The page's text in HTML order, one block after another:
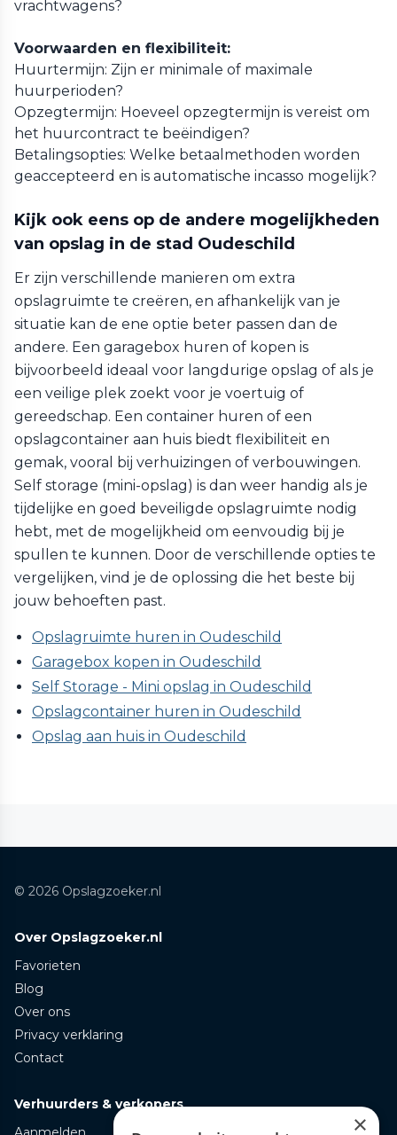
vrachtwagens?
Voorwaarden en flexibiliteit:
Huurtermijn: Zijn er minimale of maximale
huurperioden?
Opzegtermijn: Hoeveel opzegtermijn is vereist om
het huurcontract te beëindigen?
Betalingsopties: Welke betaalmethoden worden
geaccepteerd en is automatische incasso mogelijk?
Kijk ook eens op de andere mogelijkheden
van opslag in de stad Oudeschild
Er zijn verschillende manieren om extra
opslagruimte te creëren, en afhankelijk van je
situatie kan de ene optie beter passen dan de
andere. Een garagebox huren of kopen is
bijvoorbeeld ideaal voor langdurige opslag of als je
een veilige plek zoekt voor je voertuig of
gereedschap. Een container huren of een
opslagcontainer aan huis biedt flexibiliteit en
gemak, vooral bij verhuizingen of verbouwingen.
Self storage (mini-opslag) is dan weer handig als je
tijdelijke en goed beveiligde opslagruimte nodig
hebt, met de mogelijkheid om eenvoudig bij je
spullen te kunnen. Door de verschillende opties te
vergelijken, vind je de oplossing die het beste bij
jouw behoeften past.
Opslagruimte huren in Oudeschild
Garagebox kopen in Oudeschild
Self Storage - Mini opslag in Oudeschild
Opslagcontainer huren in Oudeschild
Opslag aan huis in Oudeschild
© 2026 Opslagzoeker.nl
Over Opslagzoeker.nl
Favorieten
Blog
Over ons
Privacy verklaring
Contact
Verhuurders & verkopers
×